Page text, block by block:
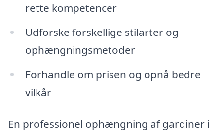
rette kompetencer
Udforske forskellige stilarter og
ophængningsmetoder
Forhandle om prisen og opnå bedre
vilkår
En professionel ophængning af gardiner i